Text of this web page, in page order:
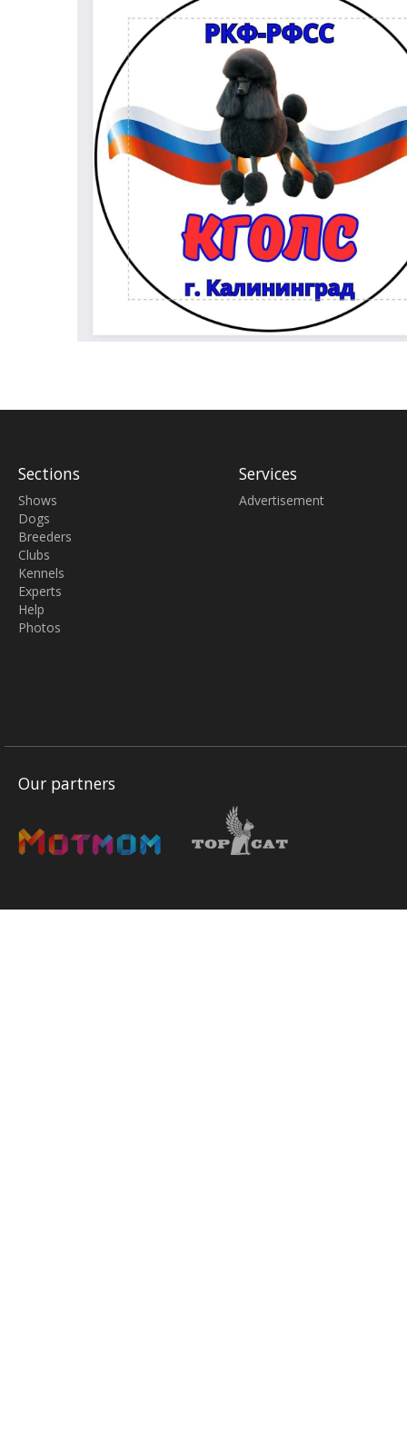
Sections
Shows
Dogs
Breeders
Clubs
Kennels
Experts
Help
Photos
Services
Advertisement
Our partners